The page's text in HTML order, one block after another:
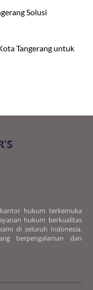
Solusi
Tangerang untuk
kantor hukum terkemuka
hukum berkualitas
di seluruh Indonesia.
berpengalaman dan